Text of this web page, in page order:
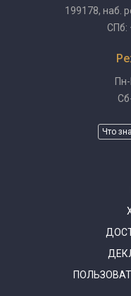
199178, наб.
СПб:
Что